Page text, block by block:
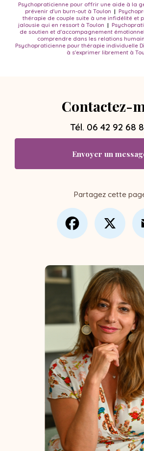
Psychopraticienne pour offrir une aide à la
prévenir d'un burn-out à Toulon |
thérapie de couple suite à une infidélité et
jalousie qui en ressort à Toulon |
de soutien et d'accompagnement
comprendre dans les relations
Psychopraticienne pour thérapie individuelle
à s'exprimer librement à
Contactez-
Tél. 06 42 92 68
Envoyer un
Partagez cette
Facebook